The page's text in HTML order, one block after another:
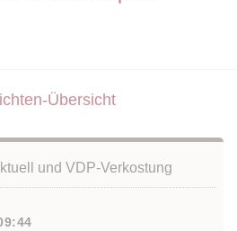
Übersicht
und VDP-Verkostung